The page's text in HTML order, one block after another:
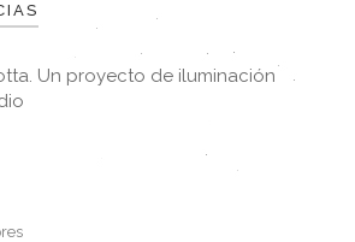
Un proyecto de iluminación